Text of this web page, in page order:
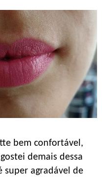
bem confortável,
demais dessa
agradável de